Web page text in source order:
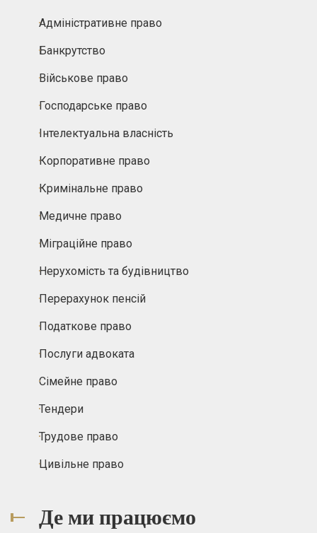
Адміністративне право
Банкрутство
Військове право
Господарське право
Інтелектуальна власність
Корпоративне право
Кримінальне право
Медичне право
Міграційне право
Нерухомість та будівництво
Перерахунок пенсій
Податкове право
Послуги адвоката
Сімейне право
Тендери
Трудове право
Цивільне право
Де ми працюємо